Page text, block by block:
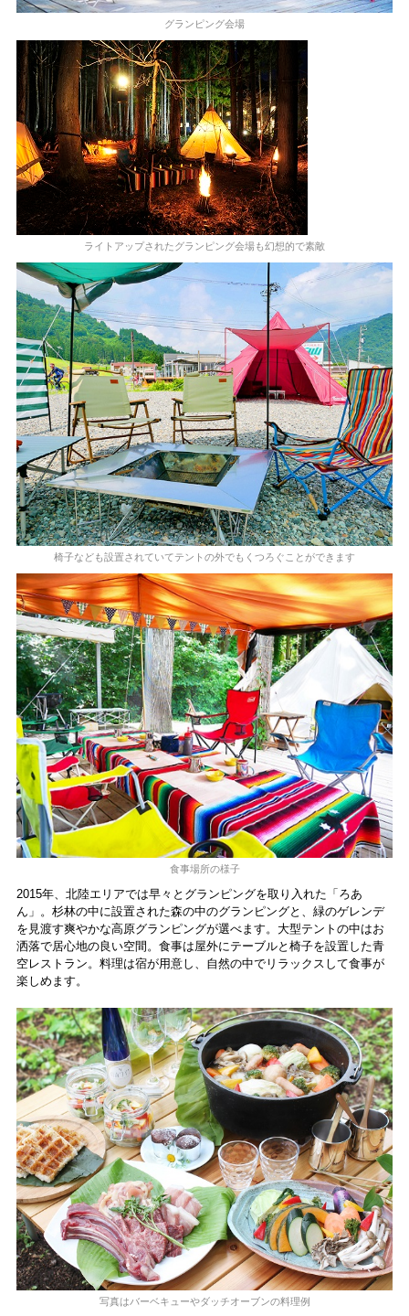
グランピング会場
ライトアップされたグランピング会場も幻想的で素敵
椅子なども設置されていてテントの外でもくつろぐことができます
食事場所の様子
2015年、北陸エリアでは早々とグランピングを取り入れた「ろあ
ん」。杉林の中に設置された森の中のグランピングと、緑のゲレンデ
を見渡す爽やかな高原グランピングが選べます。大型テントの中はお
洒落で居心地の良い空間。食事は屋外にテーブルと椅子を設置した青
空レストラン。料理は宿が用意し、自然の中でリラックスして食事が
楽しめます。
写真はバーベキューやダッチオーブンの料理例